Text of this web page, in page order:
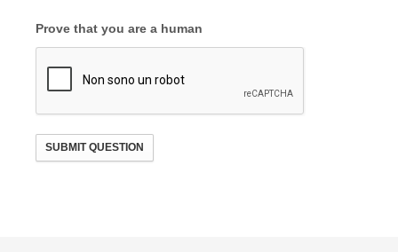
Prove that you are a human
SUBMIT QUESTION